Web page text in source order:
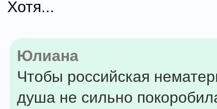
Хотя...
Юлиана
Чтобы российская
душа не сильно